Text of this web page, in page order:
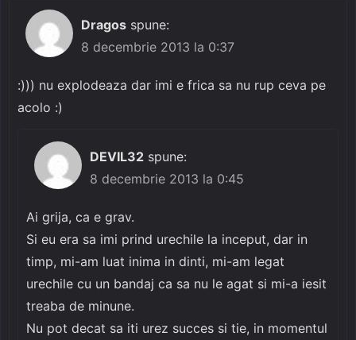
Dragos spune:
8 decembrie 2013 la 0:37
:))) nu explodeaza dar imi e frica sa nu rup ceva pe
acolo :)
DEVIL32 spune:
8 decembrie 2013 la 0:45
Ai grija, ca e grav.
Si eu era sa imi prind urechile la inceput, dar in
timp, mi-am luat inima in dinti, mi-am legat
urechile cu un bandaj ca sa nu le agat si mi-a iesit
treaba de minune.
Nu pot decat sa iti urez succes si tie, in momentul